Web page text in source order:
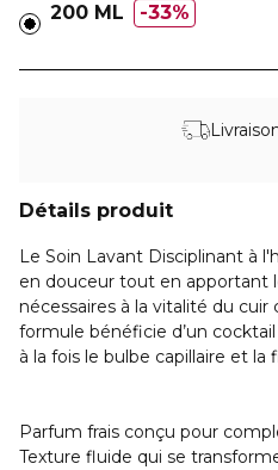
200 ML 33%
Détails produit
Le Soin Lavant Disciplinant à
en douceur tout en apportant
nécessaires à la vitalité du
formule bénéficie d’un
à la fois le bulbe capillaire et la
Parfum frais conçu pour
Texture fluide qui se